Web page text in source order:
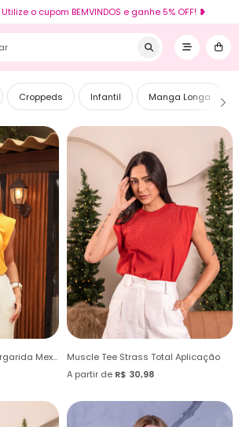
o cupom BEMVINDOS e ganhe 5% OFF! ❥
Croppeds Infantil Manga Longa
Muscle Tee Amarelo Margarida Mexicana
Muscle Tee Strass Total Aplicação
A partir de R$ 30,98